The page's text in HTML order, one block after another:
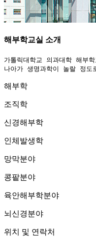
해부학교실 소개
가톨릭대학교 의과대학 해
나아가 생명과학이 놀랄 정
해부학
조직학
신경해부학
인체발생학
망막분야
콩팥분야
육안해부학분야
뇌신경분야
위치 및 연락처